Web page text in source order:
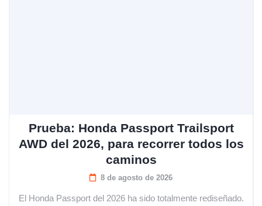
Prueba: Honda Passport Trailsport
AWD del 2026, para recorrer todos los
caminos
8 de agosto de 2026
El Honda Passport del 2026 ha sido totalmente rediseñado.